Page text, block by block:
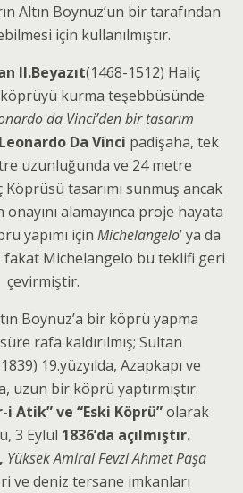
Altın Boynuz’un bir tarafından
için kullanılmıştır.
II.Beyazıt(1468-1512) Haliç
köprüyü kurma teşebbüsünde
da Vinci’den bir tasarım
Leonardo Da Vinci padişaha, tek
uzunluğunda ve 24 metre
tasarımı sunmuş ancak
onayını alamayınca proje hayata
yapımı için Michelangelo’ ya da
Michelangelo bu teklifi geri
çevirmiştir.
Boynuz’a bir köprü yapma
rafa kaldırılmış; Sultan
19.yüzyılda, Azapkapı ve
uzun bir köprü yaptırmıştır.
i Atik” ve “Eski Köprü”olarak
3 Eylül 1836’da açılmıştır.
, Yüksek Amiral Fevzi Ahmet Paşa
ve deniz tersane imkanları